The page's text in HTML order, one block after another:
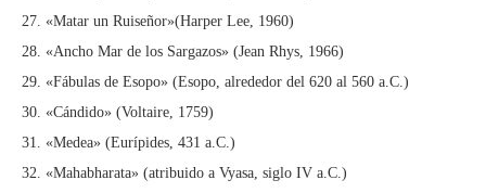
27. «Matar un Ruiseñor»(Harper Lee, 1960)
28. «Ancho Mar de los Sargazos» (Jean Rhys, 1966)
29. «Fábulas de Esopo» (Esopo, alrededor del 620 al 560 a.C.)
30. «Cándido» (Voltaire, 1759)
31. «Medea» (Eurípides, 431 a.C.)
32. «Mahabharata» (atribuido a Vyasa, siglo IV a.C.)